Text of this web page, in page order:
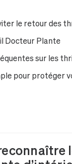
le retour des
Docteur Plante
sur les
pour protéger